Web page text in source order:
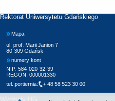
Rektorat Uniwersytetu Gdańskiego
Mapa
ul. prof. Marii Janion 7
80-309 Gdańsk
numery kont
NIP: 584-020-32-39
REGON: 000001330
tel. portiernia:
+ 48 58 523 30 00
Wydziały UG